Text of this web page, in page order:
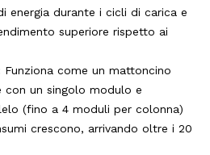
energia durante i cicli di carica e
superiore rispetto ai
Funziona come un mattoncino
con un singolo modulo e
(fino a 4 moduli per colonna)
crescono, arrivando oltre i 20